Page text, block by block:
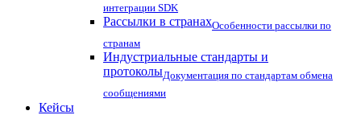
интеграции SDK
Рассылки в странахОсобенности рассылки по
странам
Индустриальные стандарты и
протоколыДокументация по стандартам обмена
сообщениями
Кейсы